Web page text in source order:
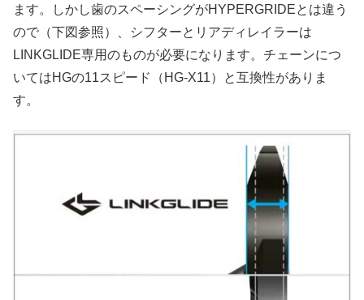
ます。しかし歯のスペーシングがHYPERGRIDEとは違う
ので（下図参照）、シフターとリアディレイラーは
LINKGLIDE専用のものが必要になります。チェーンにつ
いてはHGの11スピード（HG-X11）と互換性がありま
す。